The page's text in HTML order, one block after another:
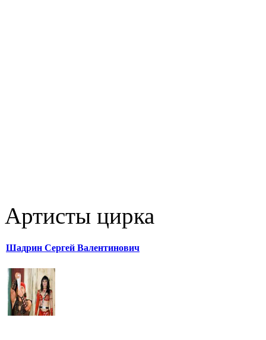
Артисты цирка
Шадрин Сергей Валентинович